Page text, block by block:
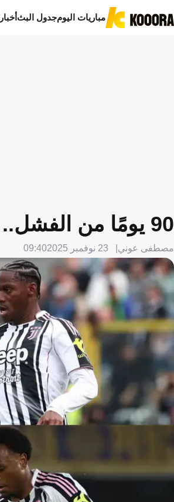
مباريات اليومجدول البثأخبار
90 يومًا من الفشل.. عقم يوفنتوس يضع موسمه في مهب الريح
مصطفى عوني 23 نوفمبر 2025 09:40